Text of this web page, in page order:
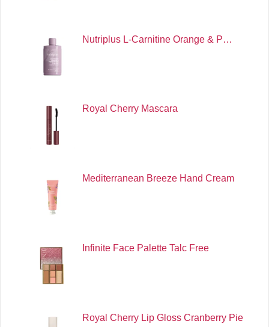
Nutriplus L-Carnitine Orange & P…
Royal Cherry Mascara
Mediterranean Breeze Hand Cream
Infinite Face Palette Talc Free
Royal Cherry Lip Gloss Cranberry Pie